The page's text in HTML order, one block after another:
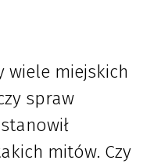
wiele miejskich
spraw
mitów. Czy